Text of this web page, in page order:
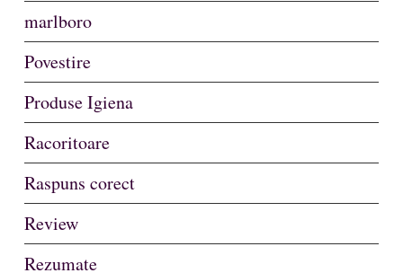
marlboro
Povestire
Produse Igiena
Racoritoare
Raspuns corect
Review
Rezumate